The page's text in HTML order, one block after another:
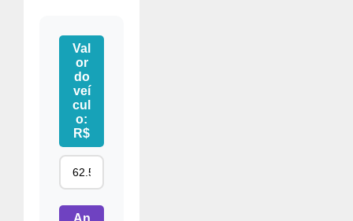
Val
or
do
veí
cul
o:
R$
An